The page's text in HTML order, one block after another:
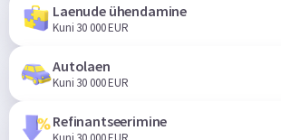
Laenude ühendamine
Kuni 30 000 EUR
Autolaen
Kuni 30 000 EUR
Refinantseerimine